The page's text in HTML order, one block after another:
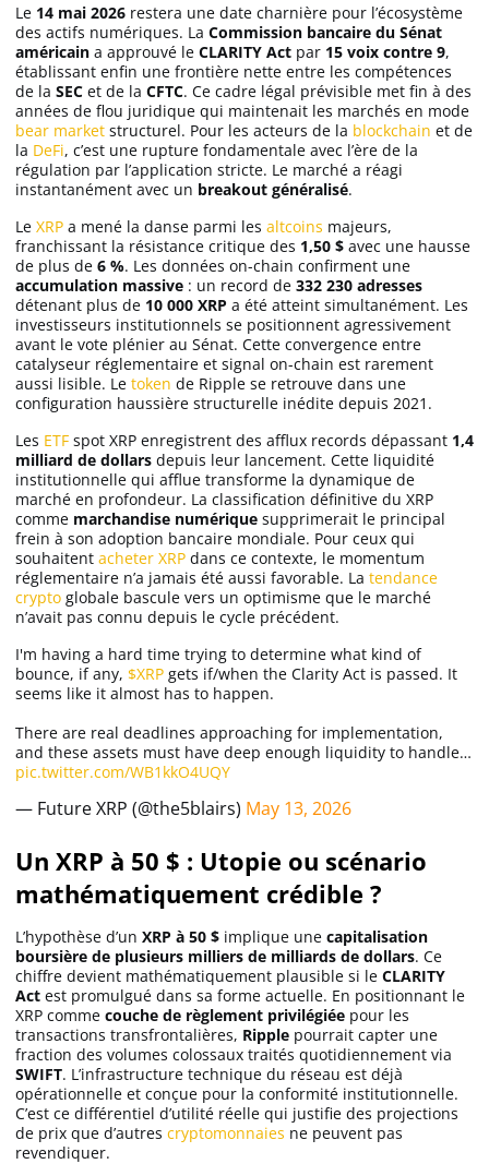
Dogecoin (DOGE)
Binance Coin (BNB)
Trading
C’est quoi ?
Meilleur Broker
Apprendre
Indicateurs techniques
Investir
Meilleures plateformes
Meilleurs wallets
Le 14 mai 2026 restera une date charnière pour l’écosystème
des actifs numériques. La Commission bancaire du Sénat
américain a approuvé le CLARITY Act par 15 voix contre 9,
établissant enfin une frontière nette entre les compétences
de la SEC et de la CFTC. Ce cadre légal prévisible met fin à des
années de flou juridique qui maintenait les marchés en mode
bear market structurel. Pour les acteurs de la blockchain et de
la DeFi, c’est une rupture fondamentale avec l’ère de la
régulation par l’application stricte. Le marché a réagi
instantanément avec un breakout généralisé.
Le XRP a mené la danse parmi les altcoins majeurs,
franchissant la résistance critique des 1,50 $ avec une hausse
de plus de 6 %. Les données on-chain confirment une
accumulation massive : un record de 332 230 adresses
détenant plus de 10 000 XRP a été atteint simultanément. Les
investisseurs institutionnels se positionnent agressivement
avant le vote plénier au Sénat. Cette convergence entre
catalyseur réglementaire et signal on-chain est rarement
aussi lisible. Le token de Ripple se retrouve dans une
configuration haussière structurelle inédite depuis 2021.
Les ETF spot XRP enregistrent des afflux records dépassant 1,4
milliard de dollars depuis leur lancement. Cette liquidité
institutionnelle qui afflue transforme la dynamique de
marché en profondeur. La classification définitive du XRP
comme marchandise numérique supprimerait le principal
frein à son adoption bancaire mondiale. Pour ceux qui
souhaitent acheter XRP dans ce contexte, le momentum
réglementaire n’a jamais été aussi favorable. La tendance
crypto globale bascule vers un optimisme que le marché
n’avait pas connu depuis le cycle précédent.
I'm having a hard time trying to determine what kind of
bounce, if any, $XRP gets if/when the Clarity Act is passed. It
seems like it almost has to happen.
There are real deadlines approaching for implementation,
and these assets must have deep enough liquidity to handle…
pic.twitter.com/WB1kkO4UQY
— Future XRP (@the5blairs) May 13, 2026
Un XRP à 50 $ : Utopie ou scénario
mathématiquement crédible ?
L’hypothèse d’un XRP à 50 $ implique une capitalisation
boursière de plusieurs milliers de milliards de dollars. Ce
chiffre devient mathématiquement plausible si le CLARITY
Act est promulgué dans sa forme actuelle. En positionnant le
XRP comme couche de règlement privilégiée pour les
transactions transfrontalières, Ripple pourrait capter une
fraction des volumes colossaux traités quotidiennement via
SWIFT. L’infrastructure technique du réseau est déjà
opérationnelle et conçue pour la conformité institutionnelle.
C’est ce différentiel d’utilité réelle qui justifie des projections
de prix que d’autres cryptomonnaies ne peuvent pas
revendiquer.